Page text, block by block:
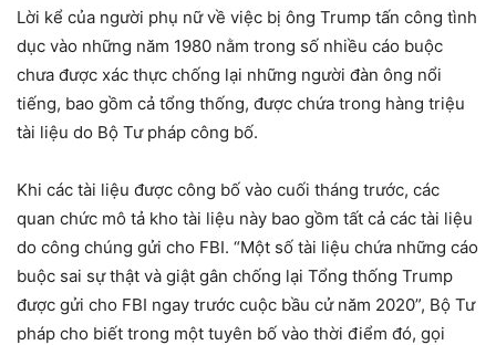
Lời kể của người phụ nữ về việc bị ông Trump tấn công tình
dục vào những năm 1980 nằm trong số nhiều cáo buộc
chưa được xác thực chống lại những người đàn ông nổi
tiếng, bao gồm cả tổng thống, được chứa trong hàng triệu
tài liệu do Bộ Tư pháp công bố.
Khi các tài liệu được công bố vào cuối tháng trước, các
quan chức mô tả kho tài liệu này bao gồm tất cả các tài liệu
do công chúng gửi cho FBI. “Một số tài liệu chứa những cáo
buộc sai sự thật và giật gân chống lại Tổng thống Trump
được gửi cho FBI ngay trước cuộc bầu cử năm 2020”, Bộ Tư
pháp cho biết trong một tuyên bố vào thời điểm đó, gọi